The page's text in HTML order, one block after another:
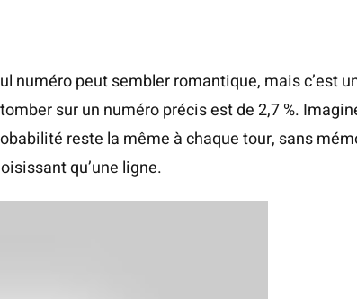
numéro peut sembler romantique, mais c’est
sur un numéro précis est de 2,7 %.
reste la même à chaque tour, sans
qu’une ligne.